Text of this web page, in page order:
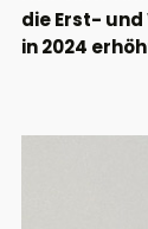
die Erst-
in 2024